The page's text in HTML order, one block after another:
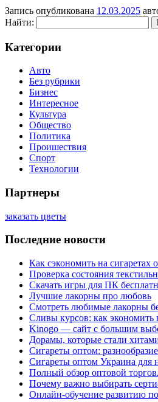
Запись опубликована 12.03.2025
Найти:
Категории
Авто
Без рубрики
Бизнес
Интересное
Культура
Общество
Политика
Проишествия
Спорт
Технологии
Партнеры
заказать цветы
Последние новости
Как сэкономить на сигаретах
Проверка состояния
Скачать игры для ПК
Лучшие лакорны про любовь
Смотреть любимые лакорны
Сливы курсов: как экономить
Kinogo — сайт с большим
Дорамы, которые стали
Сигареты оптом:
Сигареты оптом Украина для
Полный обзор оптовой
Почему важно выбирать
Онлайн-обучение развитию